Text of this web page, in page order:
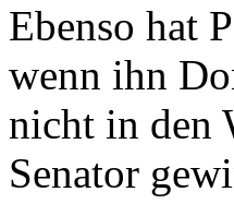
Ebenso hat
wenn ihn
nicht in den
Senator